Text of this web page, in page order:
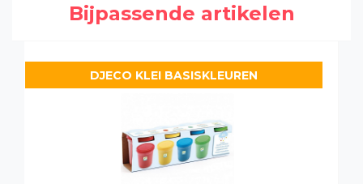
Bijpassende artikelen
DJECO KLEI BASISKLEUREN